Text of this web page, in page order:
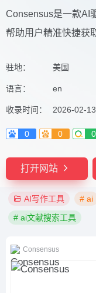
Consensus是一款AI
帮助用户精准快捷获
驻地： 美国
语言： en
收录时间： 2026-02-13
0 0 0
打开网站
AI写作工具 # ai
# ai文献搜索工具
Consensus